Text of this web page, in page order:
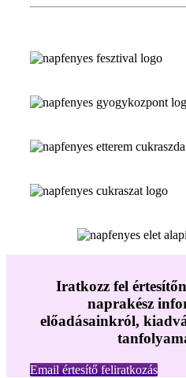
Iratkozz fel
naprakész
előadásainkról,
Email értesítő feliratkozás